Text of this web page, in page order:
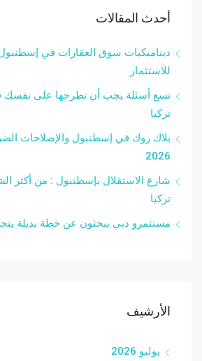
أحدث المقالات
ديناميكيات سوق العقارات في
للاستثمار
تسع أسئلة يجب أن تطرحها على نفسك
تركيا
بلاك روك في إسطنبول والإصلاحات
2026
شارع الاستقلال بإسطنبول : من أكثر
تركيا
مستثمرو دبي يبحثون عن خطة بديلة
الأرشيف
يوليو 2026